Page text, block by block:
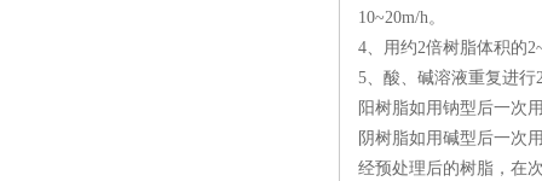
10~20m/h。
4、用约2倍树脂体积的
5、酸、碱溶液重复进
阳树脂如用钠型后一次
阴树脂如用碱型后一次
经预处理后的树脂，在